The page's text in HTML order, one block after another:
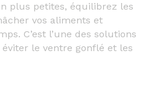
plus petites, équilibrez les
vos aliments et
C’est l’une des solutions
le ventre gonflé et les